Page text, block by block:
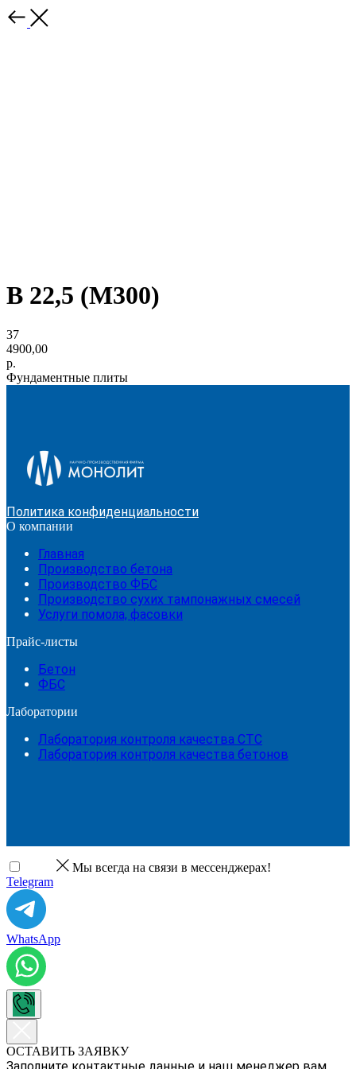
В 22,5 (М300)
37
4900,00
р.
Фундаментные плиты
Политика конфиденциальности
О компании
Главная
Производство бетона
Производство ФБС
Производство сухих тампонажных смесей
Услуги помола, фасовки
Прайс-листы
Бетон
ФБС
Лаборатории
Лаборатория контроля качества СТС
Лаборатория контроля качества бетонов
Мы всегда на связи в мессенджерах!
Telegram
WhatsApp
ОСТАВИТЬ ЗАЯВКУ